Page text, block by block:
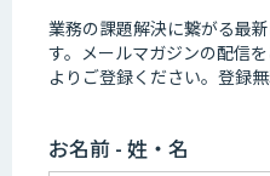
業務の課題解決に繋がる最
す。 メールマガジンの配信
よりご登録ください。登録無
お名前 - 姓・名